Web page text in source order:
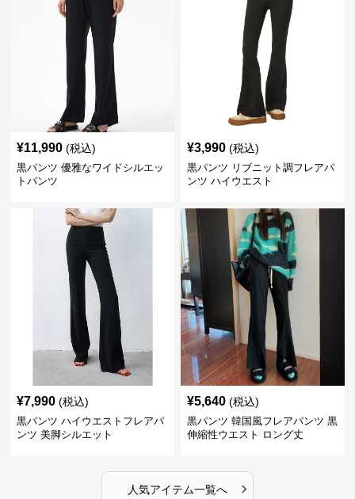
¥11,990 (税込)
黒パンツ 優雅なワイドシルエッ
トパンツ
¥3,990 (税込)
黒パンツ リブニット調フレアパ
ンツ ハイウエスト
¥7,990 (税込)
黒パンツ ハイウエストフレアパ
ンツ 美脚シルエット
¥5,640 (税込)
黒パンツ 韓国風フレアパンツ 黒
伸縮性ウエスト ロング丈
人気アイテム一覧へ ›